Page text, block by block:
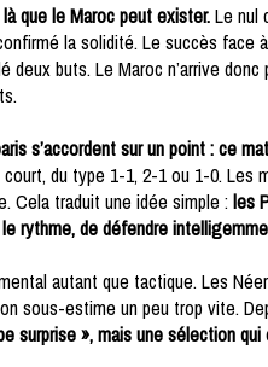
que le Maroc peut exister.Le nul
la solidité. Le succès face
deux buts. Le Maroc n’arrive
s’accordent sur un point : ce
du type 1-1, 2-1 ou 1-0. Les
Cela traduit une idée simple :les
rythme, de défendre
autant que tactique. Les
sous-estime un peu trop vite.
surprise », mais une sélection